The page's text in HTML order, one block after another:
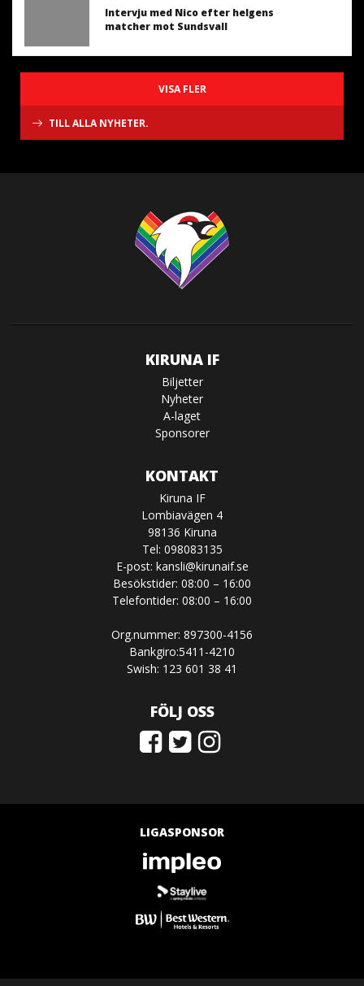
Intervju med Nico efter helgens
matcher mot Sundsvall
VISA FLER
TILL ALLA NYHETER.
KIRUNA IF
Biljetter
Nyheter
A-laget
Sponsorer
KONTAKT
Kiruna IF
Lombiavägen 4
98136 Kiruna
Tel: 098083135
E-post: kansli@kirunaif.se
Besökstider: 08:00 – 16:00
Telefontider: 08:00 – 16:00
Org.nummer: 897300-4156
Bankgiro:5411-4210
Swish: 123 601 38 41
FÖLJ OSS
LIGASPONSOR